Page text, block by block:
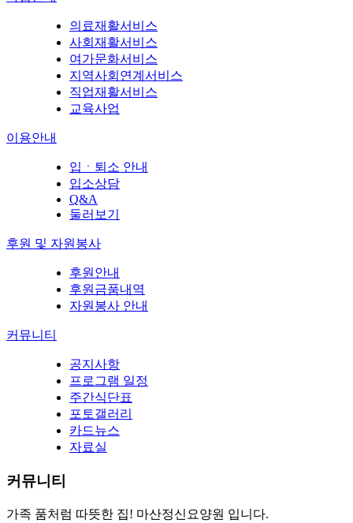
의료재활서비스
사회재활서비스
여가문화서비스
지역사회연계서비스
직업재활서비스
교육사업
이용안내
입ㆍ퇴소 안내
입소상담
Q&A
둘러보기
후원 및 자원봉사
후원안내
후원금품내역
자원봉사 안내
커뮤니티
공지사항
프로그램 일정
주간식단표
포토갤러리
카드뉴스
자료실
커뮤니티
가족 품처럼 따뜻한 집! 마산정신요양원 입니다.